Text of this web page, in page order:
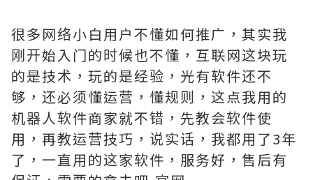
很多网络小白用户不懂如何推广，其实我
刚开始入门的时候也不懂，互联网这块玩
的是技术，玩的是经验，光有软件还不
够，还必须懂运营，懂规则，这点我用的
机器人软件商家就不错，先教会软件使
用，再教运营技巧，说实话，我都用了3年
了，一直用的这家软件，服务好，售后有